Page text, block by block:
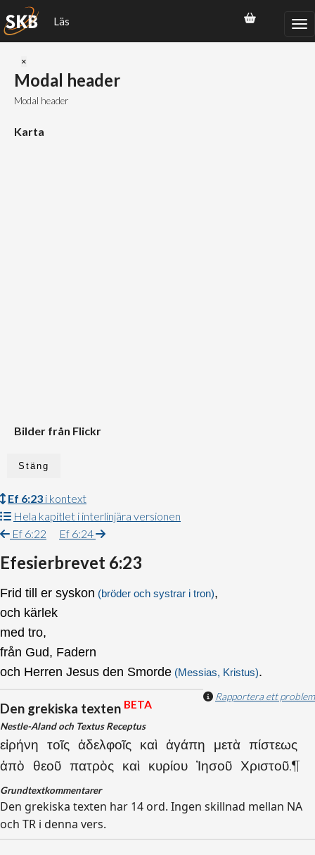
×
Modal header
Modal header
Karta
Bilder från Flickr
Stäng
Läs
Ef 6:23 i kontext
Hela kapitlet i interlinjära versionen
Ef 6:22
Ef 6:24
Efesierbrevet 6:23
Frid till er syskon (bröder och systrar i tron),
och kärlek
med tro,
från Gud, Fadern
och Herren Jesus den Smorde (Messias, Kristus).
Rapportera ett problem
Den grekiska texten BETA
Nestle-Aland och Textus Receptus
εἰρήνη τοῖς ἀδελφοῖς καὶ ἀγάπη μετὰ πίστεως
ἀπὸ θεοῦ πατρὸς καὶ κυρίου Ἰησοῦ Χριστοῦ.¶
Grundtextkommentarer
Den grekiska texten har 14 ord. Ingen skillnad mellan NA
och TR i denna vers.